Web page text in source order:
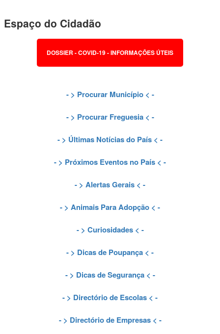
Espaço do Cidadão
DOSSIER - COVID-19 - INFORMAÇÕES ÚTEIS
- > Procurar Município< -
- > Procurar Freguesia< -
- > Últimas Notícias do País < -
- > Próximos Eventos no País < -
- > Alertas Gerais < -
- > Animais Para Adopção < -
- > Curiosidades< -
- > Dicas de Poupança < -
- > Dicas de Segurança< -
- > Directório de Escolas < -
- > Directório de Empresas< -